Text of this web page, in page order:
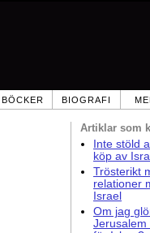
BÖCKER BIOGRAFI
Artiklar som
Inte stöld
köp av
Trösterikt
relationer
Israel
Om jag
Jerusalem